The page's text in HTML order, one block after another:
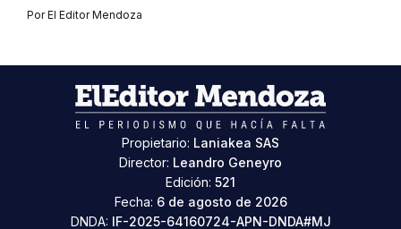
PorEl Editor Mendoza
Propietario: Laniakea SAS
Director: Leandro Geneyro
Edición: 521
Fecha: 6 de agosto de 2026
DNDA: IF-2025-64160724-APN-DNDA#MJ